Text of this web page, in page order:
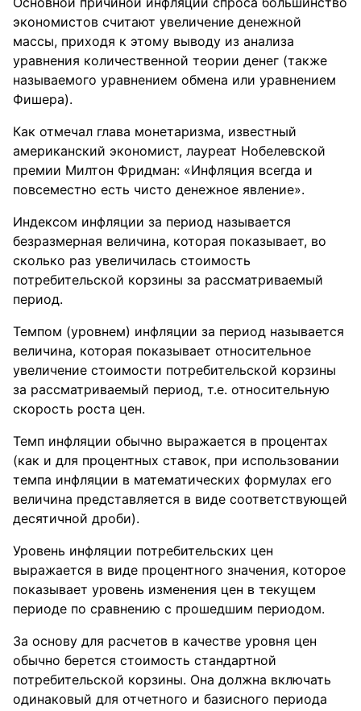
экономистов считают увеличение денежной
массы, приходя к этому выводу из анализа
уравнения количественной теории денег (также
называемого уравнением обмена или уравнением
Фишера).
Как отмечал глава монетаризма, известный
американский экономист, лауреат Нобелевской
премии Милтон Фридман: «Инфляция всегда и
повсеместно есть чисто денежное явление».
Индексом инфляции за период называется
безразмерная величина, которая показывает, во
сколько раз увеличилась стоимость
потребительской корзины за рассматриваемый
период.
Темпом (уровнем) инфляции за период называется
величина, которая показывает относительное
увеличение стоимости потребительской корзины
за рассматриваемый период, т.е. относительную
скорость роста цен.
Темп инфляции обычно выражается в процентах
(как и для процентных ставок, при использовании
темпа инфляции в математических формулах его
величина представляется в виде соответствующей
десятичной дроби).
Уровень инфляции потребительских цен
выражается в виде процентного значения, которое
показывает уровень изменения цен в текущем
периоде по сравнению с прошедшим периодом.
За основу для расчетов в качестве уровня цен
обычно берется стоимость стандартной
потребительской корзины. Она должна включать
одинаковый для отчетного и базисного периода